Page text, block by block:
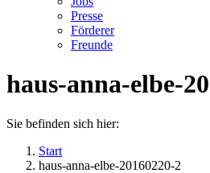
Presse
Förderer
Freunde
haus-anna-elbe-
Sie befinden sich hier:
Start
haus-anna-elbe-20160220-2